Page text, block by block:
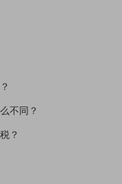
不同？
？